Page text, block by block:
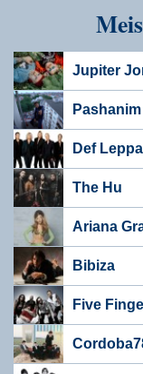
Jupiter
Pashanim
Def
The Hu
Ariana
Bibiza
Five